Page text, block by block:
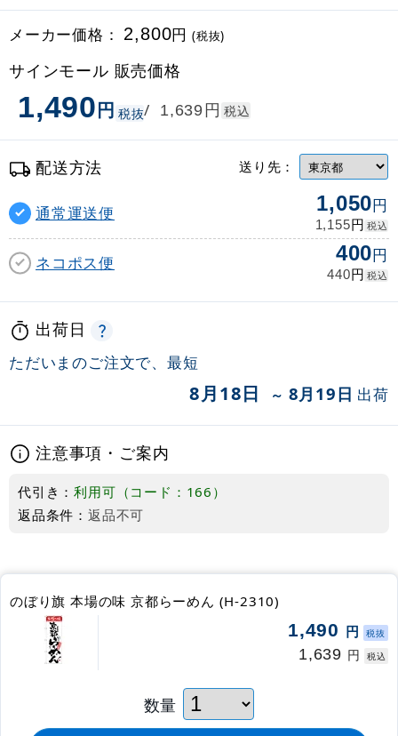
メーカー価格： 2,800円(税抜)
サインモール 販売価格
1,490円 税抜/ 1,639円 税込
配送方法 送り先：
通常運送便 1,050円
1,155円 税込
ネコポス便 400円
440円 税込
出荷日
ただいまのご注文で、最短
8月18日 ～ 8月19日 出荷
注意事項・ご案内
代引き：利用可（コード：166）
返品条件： 返品不可
のぼり旗 本場の味 京都らーめん (H-2310)
1,490 円 税抜
1,639 円 税込
数量